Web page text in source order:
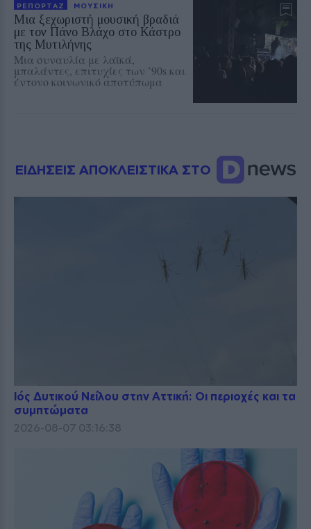
ΡΕΠΟΡΤΑΖ ΜΟΥΣΙΚΗ
Μια ξεχωριστή μουσική βραδιά
με τον Πάνο Βλάχο στο Κάστρο
της Μυτιλήνης
Μια συναυλία με λαϊκά,
μπαλάντες, επιτυχίες των ’90s και
έντονο κοινωνικό αποτύπωμα
ΕΙΔΗΣΕΙΣ ΑΠΟΚΛΕΙΣΤΙΚΑ ΣΤΟ
Ιός Δυτικού Νείλου στην Αττική: Οι περιοχές και τα
συμπτώματα
2026-08-07 03:16:38